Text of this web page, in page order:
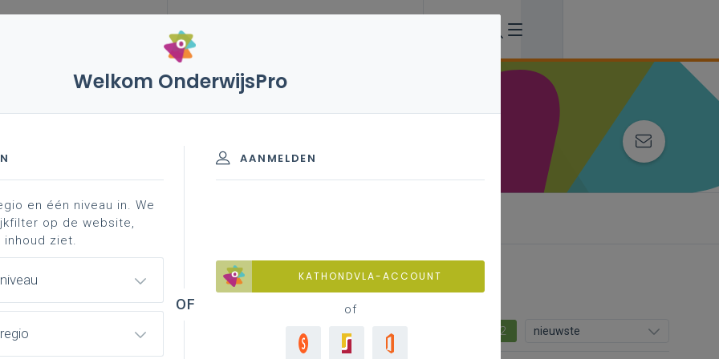
vakken en leerplannen 3de graad
- A-finaliteit
achtergrond
2 nieuwste
Welkom OnderwijsPro
AANMELDEN
KATHONDVLA-ACCOUNT
of
en één niveau in. We
op de website,
ziet.